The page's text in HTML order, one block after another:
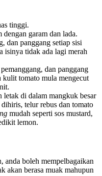
tinggi.
garam dan lada.
dan panggang setiap sisi
isinya tidak ada lagi merah
dan panggang
kulit tomato mula mengecut
letak di dalam mangkuk besar
telur rebus dan tomato
mudah seperti sos mustard,
lemon.
anda boleh mempelbagaikan
akan berasa muak mahupun